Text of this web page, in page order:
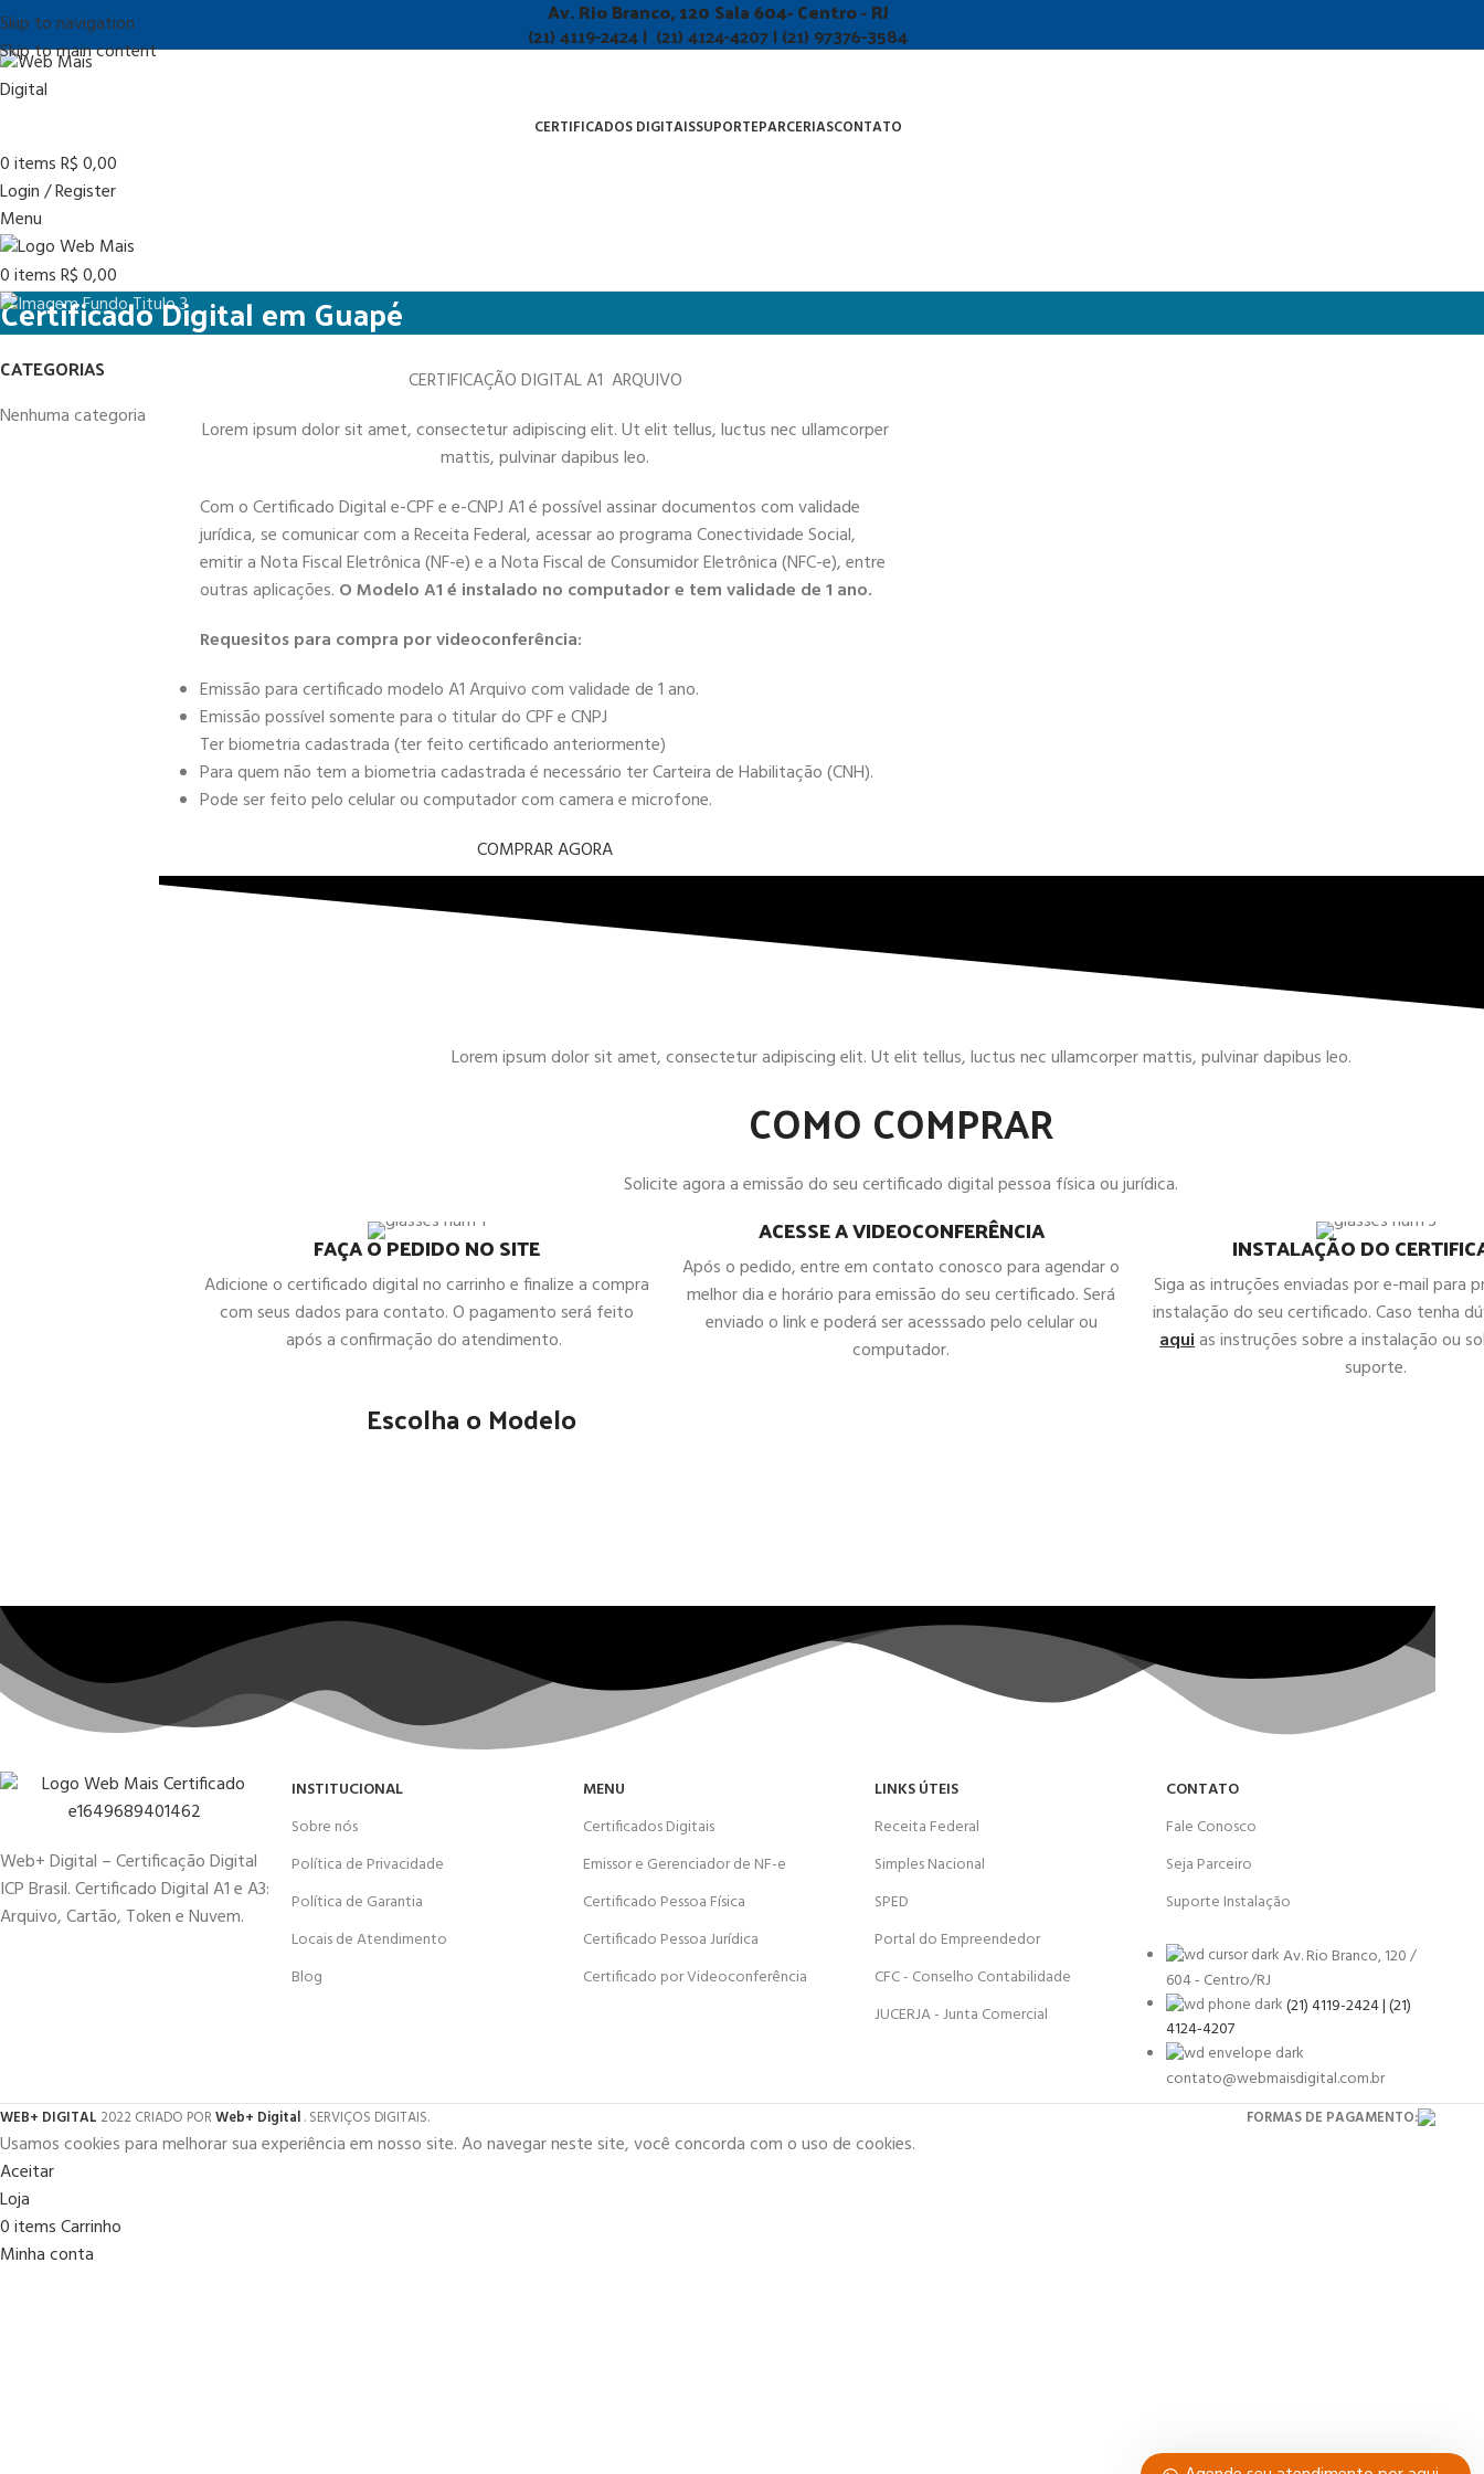
Skip to navigation
Skip to main content
Av. Rio Branco, 120 Sala 604- Centro - RJ
(21) 4119-2424 | (21) 4124-4207 | (21) 97376-3584
CERTIFICADOS DIGITAISSUPORTEPARCERIASCONTATO
0itemsR$0,00
Login / Register
Menu
0itemsR$0,00
Certificado Digital em Guapé
CATEGORIAS
Nenhuma categoria
CERTIFICAÇÃO DIGITAL A1 ARQUIVO
Lorem ipsum dolor sit amet, consectetur adipiscing elit. Ut elit tellus, luctus nec ullamcorper
mattis, pulvinar dapibus leo.
Com o Certificado Digital e-CPF e e-CNPJ A1 é possível assinar documentos com validade
jurídica, se comunicar com a Receita Federal, acessar ao programa Conectividade Social,
emitir a Nota Fiscal Eletrônica (NF-e) e a Nota Fiscal de Consumidor Eletrônica (NFC-e), entre
outras aplicações. O Modelo A1 é instalado no computador e tem validade de 1 ano.
Requesitos para compra por videoconferência:
Emissão para certificado modelo A1 Arquivo com validade de 1 ano.
Emissão possível somente para o titular do CPF e CNPJ
Ter biometria cadastrada (ter feito certificado anteriormente)
Para quem não tem a biometria cadastrada é necessário ter Carteira de Habilitação (CNH).
Pode ser feito pelo celular ou computador com camera e microfone.
COMPRAR AGORA
Lorem ipsum dolor sit amet, consectetur adipiscing elit. Ut elit tellus, luctus nec ullamcorper mattis, pulvinar dapibus leo.
COMO COMPRAR
Solicite agora a emissão do seu certificado digital pessoa física ou jurídica.
FAÇA O PEDIDO NO SITE
Adicione o certificado digital no carrinho e finalize a compra
com seus dados para contato. O pagamento será feito
após a confirmação do atendimento.
ACESSE A VIDEOCONFERÊNCIA
Após o pedido, entre em contato conosco para agendar o
melhor dia e horário para emissão do seu certificado. Será
enviado o link e poderá ser acesssado pelo celular ou
computador.
INSTALAÇÃO DO
Siga as intruções enviadas por e-mail para
instalação do seu certificado. Caso tenha
aquias instruções sobre a instalação ou
suporte.
Escolha o Modelo
Web+ Digital – Certificação Digital
ICP Brasil. Certificado Digital A1 e A3:
Arquivo, Cartão, Token e Nuvem.
INSTITUCIONAL
Sobre nós
Política de Privacidade
Política de Garantia
Locais de Atendimento
Blog
MENU
Certificados Digitais
Emissor e Gerenciador de NF-e
Certificado Pessoa Física
Certificado Pessoa Jurídica
Certificado por Videoconferência
LINKS ÚTEIS
Receita Federal
Simples Nacional
SPED
Portal do Empreendedor
CFC - Conselho Contabilidade
JUCERJA - Junta Comercial
CONTATO
Fale Conosco
Seja Parceiro
Suporte Instalação
Av. Rio Branco, 120 /
604 - Centro/RJ
(21) 4119-2424 | (21)
4124-4207
contato@webmaisdigital.com.br
WEB+ DIGITAL 2022 CRIADO PORWeb+ Digital. SERVIÇOS DIGITAIS. FORMAS DE PAGAMENTO:
Usamos cookies para melhorar sua experiência em nosso site. Ao navegar neste site, você concorda com o uso de cookies.
Aceitar
Loja
0itemsCarrinho
Minha conta